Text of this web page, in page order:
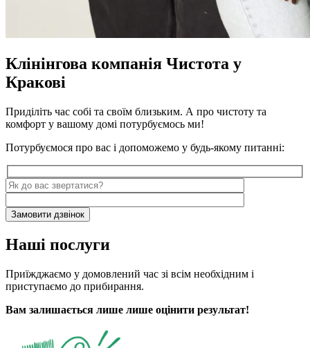
Клінінгова компанія Чистота у
Кракові
Приділіть час собі та своїм близьким. А про чистоту та
комфорт у вашому домі потурбуємось ми!
Потурбуємося про вас і допоможемо у будь-якому питанні:
Наші послуги
Приїжджаємо у домовлений час зі всім необхідним і
приступаємо до прибирання.
Вам залишається лише лише оцінити результат!